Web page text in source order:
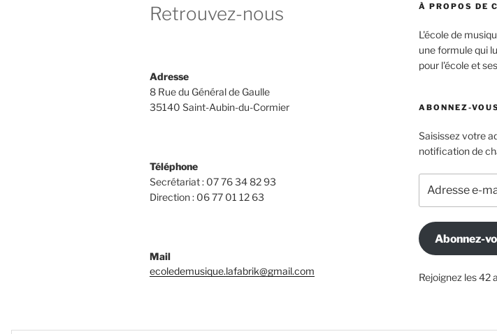
Retrouvez-nous
Adresse
8 Rue du Général de Gaulle
35140 Saint-Aubin-du-Cormier
Téléphone
Secrétariat : 07 76 34 82 93
Direction : 06 77 01 12 63
Mail
ecoledemusique.lafabrik@gmail.com
À PROPOS DE
L'école de
une formule qui
pour l'école et
ABONNEZ-
Saisissez votre
notification de
mail
Abonnez-
Rejoignez les 42